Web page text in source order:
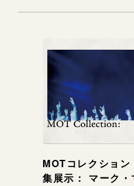
MOTコレクショ
集展示： マーク・